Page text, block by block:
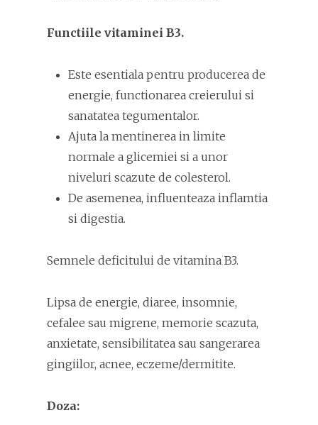
Functiile vitaminei B3.
Este esentiala pentru producerea de
energie, functionarea creierului si
sanatatea tegumentalor.
Ajuta la mentinerea in limite
normale a glicemiei si a unor
niveluri scazute de colesterol.
De asemenea, influenteaza inflamtia
si digestia.
Semnele deficitului de vitamina B3.
Lipsa de energie, diaree, insomnie,
cefalee sau migrene, memorie scazuta,
anxietate, sensibilitatea sau sangerarea
gingiilor, acnee, eczeme/dermitite.
Doza: